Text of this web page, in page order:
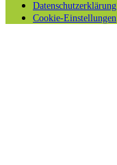
Datenschutzerklärung
Cookie-Einstellungen